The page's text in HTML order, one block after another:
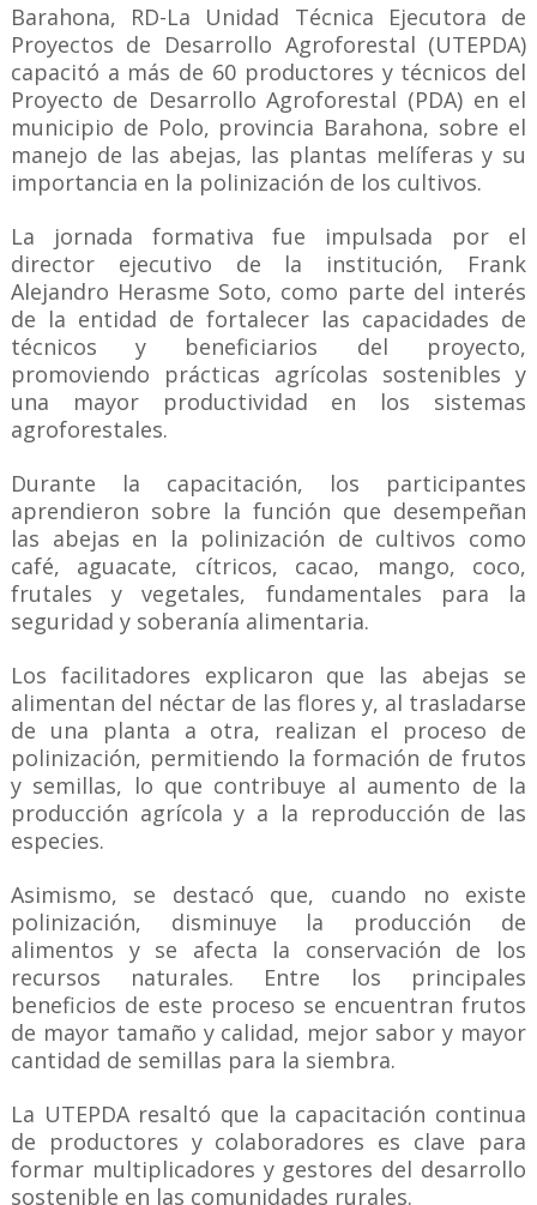
Barahona, RD-La Unidad Técnica Ejecutora de
Proyectos de Desarrollo Agroforestal (UTEPDA)
capacitó a más de 60 productores y técnicos del
Proyecto de Desarrollo Agroforestal (PDA) en el
municipio de Polo, provincia Barahona, sobre el
manejo de las abejas, las plantas melíferas y su
importancia en la polinización de los cultivos.
La jornada formativa fue impulsada por el
director ejecutivo de la institución, Frank
Alejandro Herasme Soto, como parte del interés
de la entidad de fortalecer las capacidades de
técnicos y beneficiarios del proyecto,
promoviendo prácticas agrícolas sostenibles y
una mayor productividad en los sistemas
agroforestales.
Durante la capacitación, los participantes
aprendieron sobre la función que desempeñan
las abejas en la polinización de cultivos como
café, aguacate, cítricos, cacao, mango, coco,
frutales y vegetales, fundamentales para la
seguridad y soberanía alimentaria.
Los facilitadores explicaron que las abejas se
alimentan del néctar de las flores y, al trasladarse
de una planta a otra, realizan el proceso de
polinización, permitiendo la formación de frutos
y semillas, lo que contribuye al aumento de la
producción agrícola y a la reproducción de las
especies.
Asimismo, se destacó que, cuando no existe
polinización, disminuye la producción de
alimentos y se afecta la conservación de los
recursos naturales. Entre los principales
beneficios de este proceso se encuentran frutos
de mayor tamaño y calidad, mejor sabor y mayor
cantidad de semillas para la siembra.
La UTEPDA resaltó que la capacitación continua
de productores y colaboradores es clave para
formar multiplicadores y gestores del desarrollo
sostenible en las comunidades rurales.